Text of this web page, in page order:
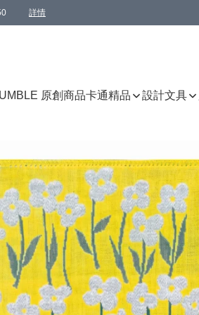
詳情
原創商品卡通精品 設計文具